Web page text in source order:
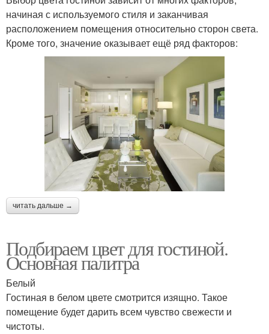
начиная с используемого стиля и заканчивая
расположением помещения относительно сторон света.
Кроме того, значение оказывает ещё ряд факторов:
читать дальше →
Подбираем цвет для гостиной.
Основная палитра
Белый
Гостиная в белом цвете смотрится изящно. Такое
помещение будет дарить всем чувство свежести и
чистоты.